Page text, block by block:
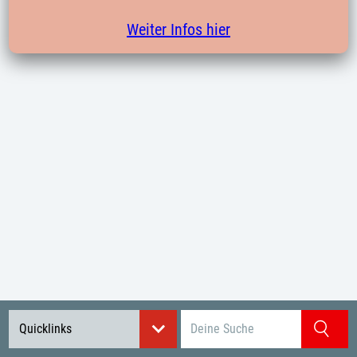
Quicklinks
Suchbegriff eingeben
Datenschutzerklärung
Weiter Infos hier